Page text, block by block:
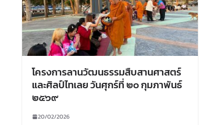
โครงการลานวัฒนธรรมสืบสานศาสตร์
และศิลป์ไทเลย วันศุกร์ที่ ๒๐ กุมภาพันธ์
๒๕๖๙
20/02/2026